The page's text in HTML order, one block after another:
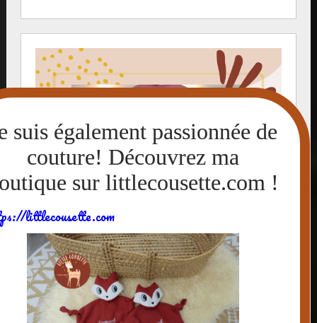
littlecousette.com